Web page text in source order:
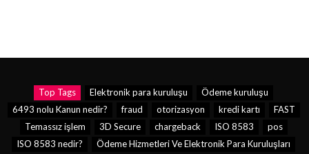
Top Tags Elektronik para kuruluşu
Ödeme kuruluşu
6493 nolu Kanun nedir?
fraud otorizasyon kredi kartı
FAST
Temassız işlem
3D Secure chargeback ISO 8583
pos
ISO 8583 nedir?
Ödeme Hizmetleri Ve Elektronik Para Kuruluşları